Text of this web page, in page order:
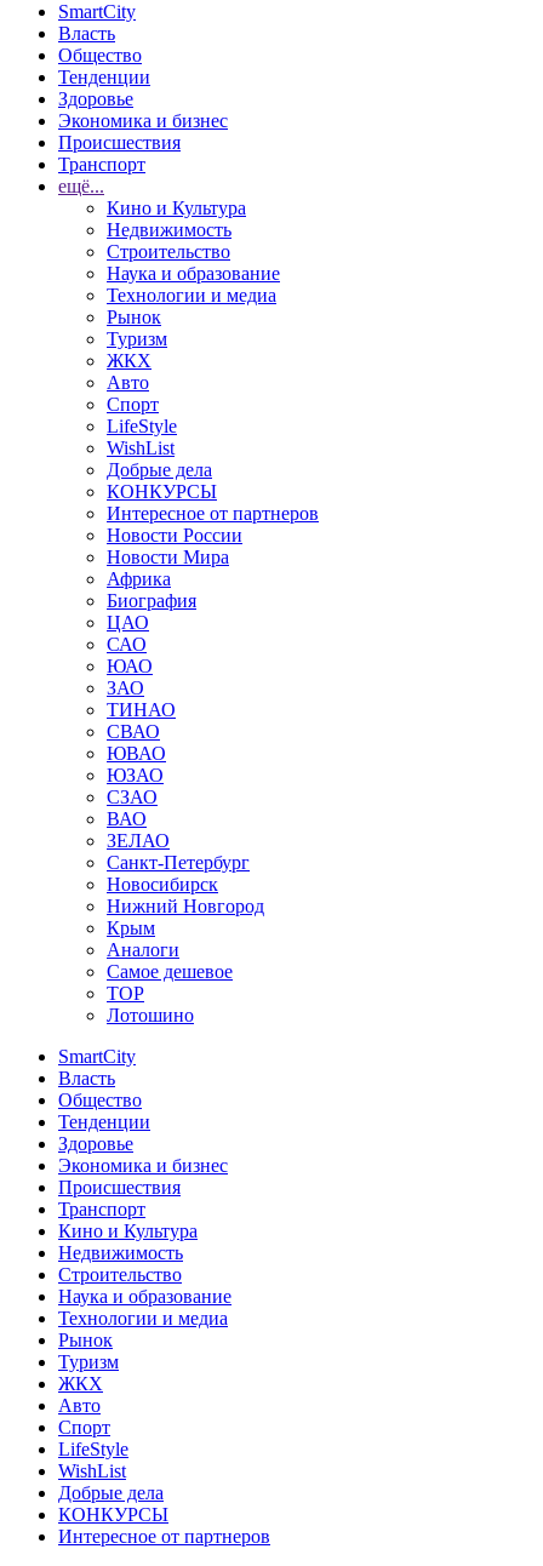
SmartCity
Власть
Общество
Тенденции
Здоровье
Экономика и бизнес
Происшествия
Транспорт
ещё...
Кино и Культура
Недвижимость
Строительство
Наука и образование
Технологии и медиа
Рынок
Туризм
ЖКХ
Авто
Спорт
LifeStyle
WishList
Добрые дела
КОНКУРСЫ
Интересное от партнеров
Новости России
Новости Мира
Африка
Биография
ЦАО
САО
ЮАО
ЗАО
ТИНАО
СВАО
ЮВАО
ЮЗАО
СЗАО
ВАО
ЗЕЛАО
Санкт-Петербург
Новосибирск
Нижний Новгород
Крым
Аналоги
Самое дешевое
TOP
Лотошино
SmartCity
Власть
Общество
Тенденции
Здоровье
Экономика и бизнес
Происшествия
Транспорт
Кино и Культура
Недвижимость
Строительство
Наука и образование
Технологии и медиа
Рынок
Туризм
ЖКХ
Авто
Спорт
LifeStyle
WishList
Добрые дела
КОНКУРСЫ
Интересное от партнеров